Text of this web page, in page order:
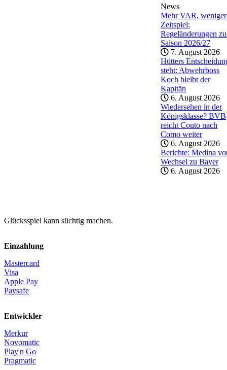
News
Mehr VAR, weniger
Zeitspiel:
Regeländerungen
Saison 2026/27
7. August 2026
Hütters
steht: Abwehrboss
Koch bleibt der
Kapitän
6. August 2026
Wiedersehen in der
Königsklasse? BVB
reicht Couto nach
Como weiter
6. August 2026
Berichte: Medina
Wechsel zu Bayer
6. August 2026
Glücksspiel kann süchtig machen.
Einzahlung
Mastercard
Visa
Apple Pay
Paysafe
Entwickler
Merkur
Novomatic
Play'n Go
Pragmatic